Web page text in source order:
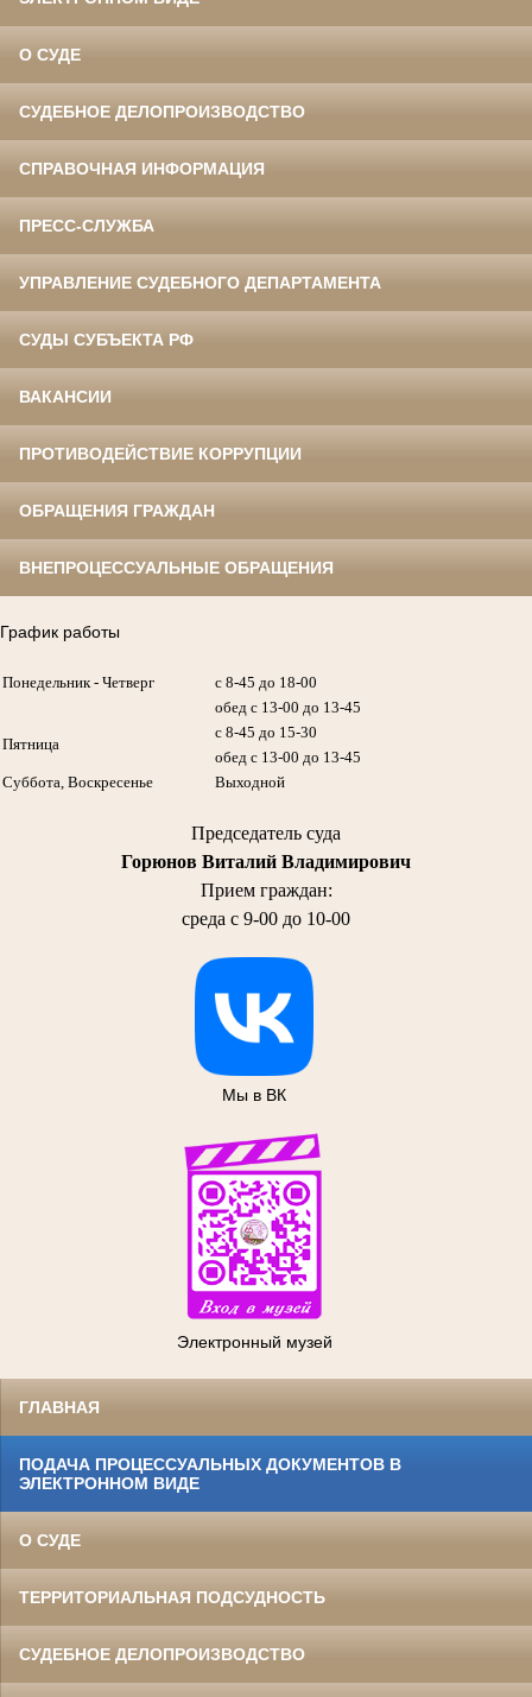
О СУДЕ
СУДЕБНОЕ ДЕЛОПРОИЗВОДСТВО
СПРАВОЧНАЯ ИНФОРМАЦИЯ
ПРЕСС-СЛУЖБА
УПРАВЛЕНИЕ СУДЕБНОГО ДЕПАРТАМЕНТА
СУДЫ СУБЪЕКТА РФ
ВАКАНСИИ
ПРОТИВОДЕЙСТВИЕ КОРРУПЦИИ
ОБРАЩЕНИЯ ГРАЖДАН
ВНЕПРОЦЕССУАЛЬНЫЕ ОБРАЩЕНИЯ
График работы
Понедельник - Четверг
с 8-45 до 18-00
обед с 13-00 до 13-45
Пятница
с 8-45 до 15-30
обед с 13-00 до 13-45
Суббота, Воскресенье
Выходной
Председатель суда
Горюнов Виталий Владимирович
Прием граждан:
среда с 9-00 до 10-00
Мы в ВК
Электронный музей
ГЛАВНАЯ
ПОДАЧА ПРОЦЕССУАЛЬНЫХ ДОКУМЕНТОВ В
ЭЛЕКТРОННОМ ВИДЕ
О СУДЕ
ТЕРРИТОРИАЛЬНАЯ ПОДСУДНОСТЬ
СУДЕБНОЕ ДЕЛОПРОИЗВОДСТВО